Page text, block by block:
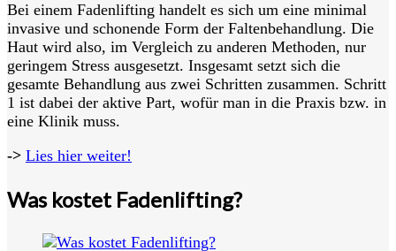
Bei einem Fadenlifting handelt es sich um eine minimal
invasive und schonende Form der Faltenbehandlung. Die
Haut wird also, im Vergleich zu anderen Methoden, nur
geringem Stress ausgesetzt. Insgesamt setzt sich die
gesamte Behandlung aus zwei Schritten zusammen. Schritt
1 ist dabei der aktive Part, wofür man in die Praxis bzw. in
eine Klinik muss.
-> Lies hier weiter!
Was kostet Fadenlifting?